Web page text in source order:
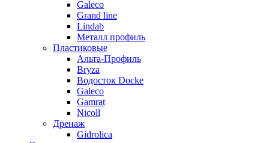
Galeco
Grand line
Lindab
Металл профиль
Пластиковые
Альта-Профиль
Bryza
Водосток Docke
Galeco
Gamrat
Nicoll
Дренаж
Gidrolica